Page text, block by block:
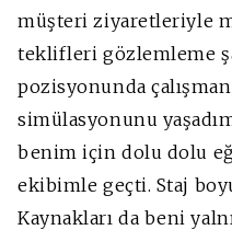
müşteri ziyaretleriyle
teklifleri gözlemleme
pozisyonunda
simülasyonunu
benim için dolu dolu
ekibimle geçti. Staj
Kaynakları da beni